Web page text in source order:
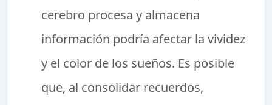
cerebro procesa y almacena
información podría afectar la vividez
y el color de los sueños. Es posible
que, al consolidar recuerdos,